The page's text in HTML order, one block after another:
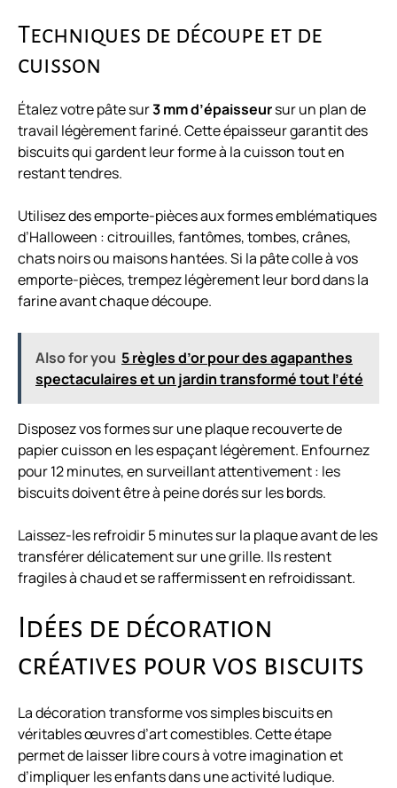
Techniques de découpe et de
cuisson
Étalez votre pâte sur3 mm d’épaisseursur un plan de
travail légèrement fariné. Cette épaisseur garantit des
biscuits qui gardent leur forme à la cuisson tout en
restant tendres.
Utilisez des emporte-pièces aux formes emblématiques
d’Halloween : citrouilles, fantômes, tombes, crânes,
chats noirs ou maisons hantées. Si la pâte colle à vos
emporte-pièces, trempez légèrement leur bord dans la
farine avant chaque découpe.
Also for you 5 règles d’or pour des agapanthes
spectaculaires et un jardin transformé tout l’été
Disposez vos formes sur une plaque recouverte de
papier cuisson en les espaçant légèrement. Enfournez
pour 12 minutes, en surveillant attentivement : les
biscuits doivent être à peine dorés sur les bords.
Laissez-les refroidir 5 minutes sur la plaque avant de les
transférer délicatement sur une grille. Ils restent
fragiles à chaud et se raffermissent en refroidissant.
Idées de décoration
créatives pour vos biscuits
La décoration transforme vos simples biscuits en
véritables œuvres d’art comestibles. Cette étape
permet de laisser libre cours à votre imagination et
d’impliquer les enfants dans une activité ludique.